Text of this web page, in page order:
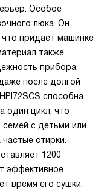
Особое
люка. Он
придает машинке
также
прибора,
после долгой
способна
один цикл, что
с детьми или
стирки.
1200
эффективное
время его сушки.